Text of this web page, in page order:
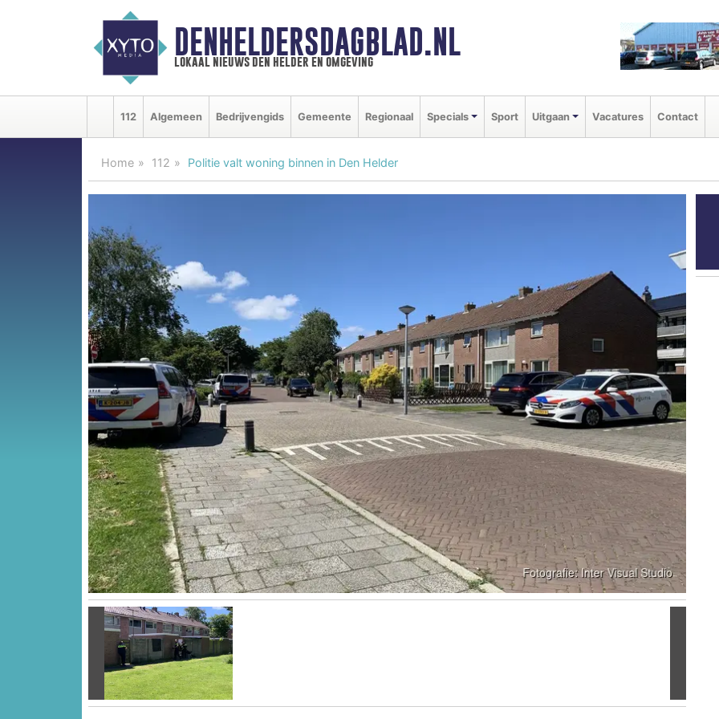
DENHELDERSDAGBLAD.NL
lokaal nieuws den helder en omgeving
112 Algemeen Bedrijvengids Gemeente Regionaal Specials Sport Uitgaan Vacatures Contact
Home 112 Politie valt woning binnen in Den Helder
Vorige